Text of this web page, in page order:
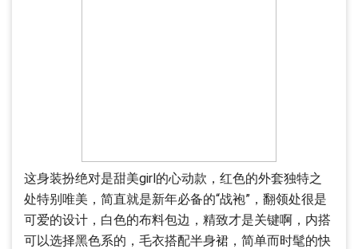
这身装扮绝对是甜美girl的心动款，红色的外套独特之
处特别唯美，简直就是新年必备的“战袍”，翻领处很是
可爱的设计，白色的布料包边，精致才是关键啊，内搭
可以选择黑色系的，毛衣搭配半身裙，简单而时髦的快